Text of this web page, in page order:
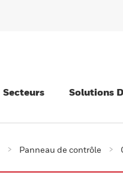
Secteurs Solutions
Panneau de contrôle